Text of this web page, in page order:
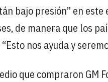
bajo presión” en
de manera que los
nos ayuda y
que compraron GM